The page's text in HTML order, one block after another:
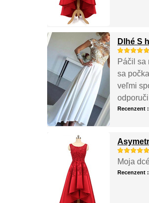
Dlhé S
Páčil sa
sa
veľmi
Recenzent
Moja
Recenzent